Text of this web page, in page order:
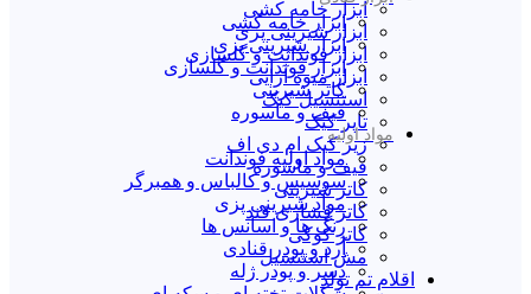
ابزار خامه کشی
ابزار شیرینی پزی
ابزار فوندانت و گلسازی
ابزار میوه آرایی
استنسیل کیک
تاپر کیک
زیر کیک ام دی اف
قیف و ماسوره
کاتر شیرینی
کاتر فشاری قند
کاتر کوکی
مش استنسیل
اقلام تم تولد
ابزار خامه کشی
ابزار شیرینی پزی
ابزار فوندانت و گلسازی
کاتر شیرینی
قیف و ماسوره
مواد اولیه
مواد اولیه فوندانت
سوسیس و کالباس و همبرگر
مواد شیرینی پزی
رنگ ها و اسانس ها
آرد و پودر قنادی
دسر و پودر ژله